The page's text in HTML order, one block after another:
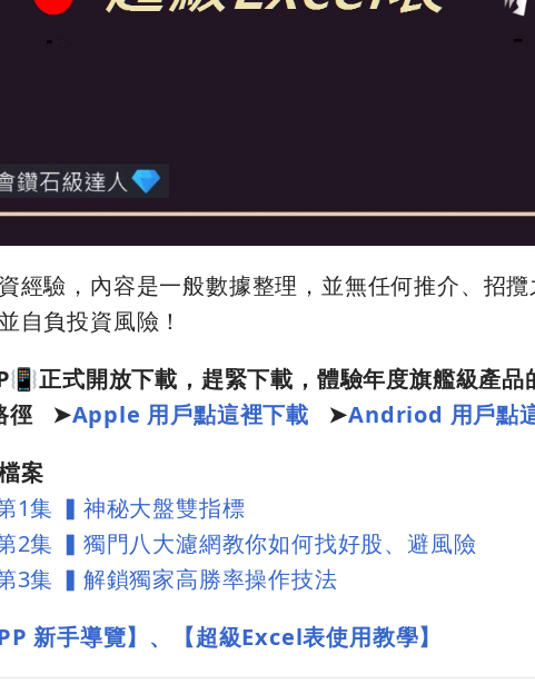
經驗，內容是一般數據整理，並無任何推介、招
自負投資風險！
正式開放下載，趕緊下載，體驗年度旗艦級產品
徑 ➤Apple 用戶點這裡下載 ➤Andriod 用戶點
案
1集 ▍神秘大盤雙指標
2集 ▍獨門八大濾網教你如何找好股、避風險
3集 ▍解鎖獨家高勝率操作技法
新手導覽】、【超級Excel表使用教學】